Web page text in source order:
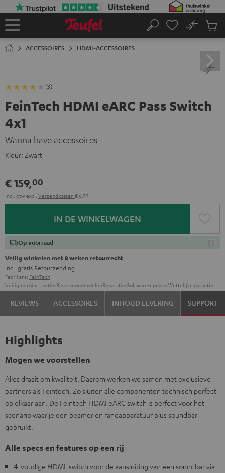
Home
Zoeken
No
ACCESSOIRES HDMI-ACCESSOIRES
(3)
FeinTech HDMI eARC Pass Switch
4x1
Wanna have accessoires
Kleur: Zwart
€ 159,00
Incl. btwexcl. Verzendkosten € 6,99
IN DE WINKELWAGEN
Op voorraad
Veilig winkelen met 8 weken retourrecht
incl. gratis Retourzending
Fabrikant: FeinTech
VeiligheidsinstructiesReserveonderdelenReparatiesSoftware-updatesWettelijke garantie
REVIEWS ACCESSOIRES INHOUD LEVERING SUPPORT
Highlights
Mogen we voorstellen
Alles draait om kwaliteit. Daarom werken we samen met exclusieve
partners als Feintech. Zo sluiten alle componenten technisch perfect
op elkaar aan. De Feintech HDMI eARC switch is perfect voor het
scenario waar je een beamer en randapparatuur plus soundbar
gebruikt.
Alle specs en features op een rij
4-voudige HDMI-switch voor de aansluiting van een soundbar via